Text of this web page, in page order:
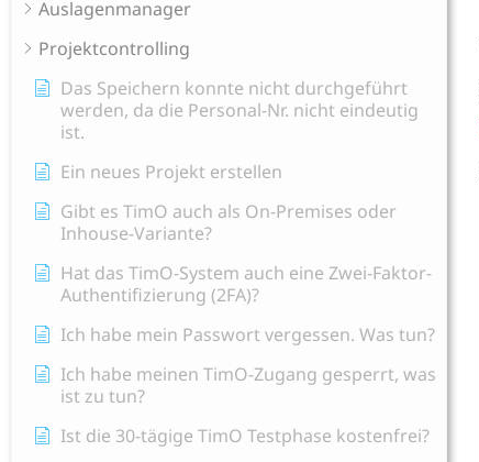
Auslagenmanager
Projektcontrolling
Das Speichern konnte nicht durchgeführt
werden, da die Personal-Nr. nicht eindeutig
ist.
Ein neues Projekt erstellen
Gibt es TimO auch als On-Premises oder
Inhouse-Variante?
Hat das TimO-System auch eine Zwei-Faktor-
Authentifizierung (2FA)?
Ich habe mein Passwort vergessen. Was tun?
Ich habe meinen TimO-Zugang gesperrt, was
ist zu tun?
Ist die 30-tägige TimO Testphase kostenfrei?